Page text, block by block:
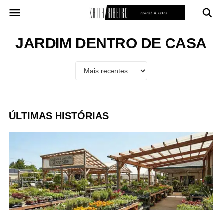
para
conteúdoJARDIM DENTRO DE CASA
ÚLTIMAS HISTÓRIAS